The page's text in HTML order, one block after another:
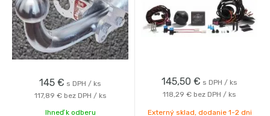
145 € s DPH / ks
117,89 € bez DPH / ks
Ihneď k odberu
145,50 € s DPH / ks
118,29 € bez DPH / ks
Externý sklad, dodanie 1-2 dni